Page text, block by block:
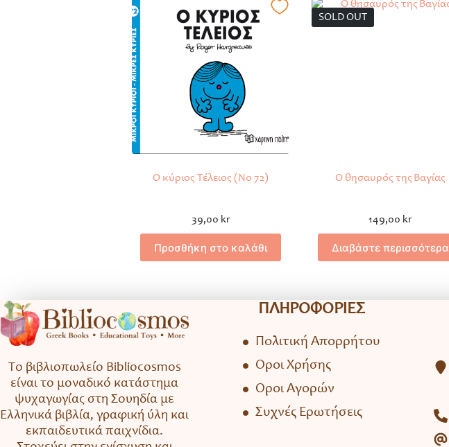
Ο κύριος Τέλειος (Νο 72)
39,00 kr
Προσθήκη στο καλάθι
SOLD OUT
Ο θησαυρός της Βαγίας
149,00 kr
Διαβάστε περισσότερα
Το βιβλιοπωλείο Bibliocosmos
είναι το μοναδικό κατάστημα
ψυχαγωγίας στη Σουηδία με
Ελληνικά βιβλία, γραφική ύλη και
εκπαιδευτικά παιχνίδια.
ΠΛΗΡΟΦΟΡΙΕΣ
Πολιτική Απορρήτου
Όροι Χρήσης
Όροι Αγορών
Συχνές Ερωτήσεις